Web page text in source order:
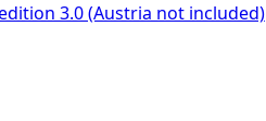
3.0 (Austria not included)